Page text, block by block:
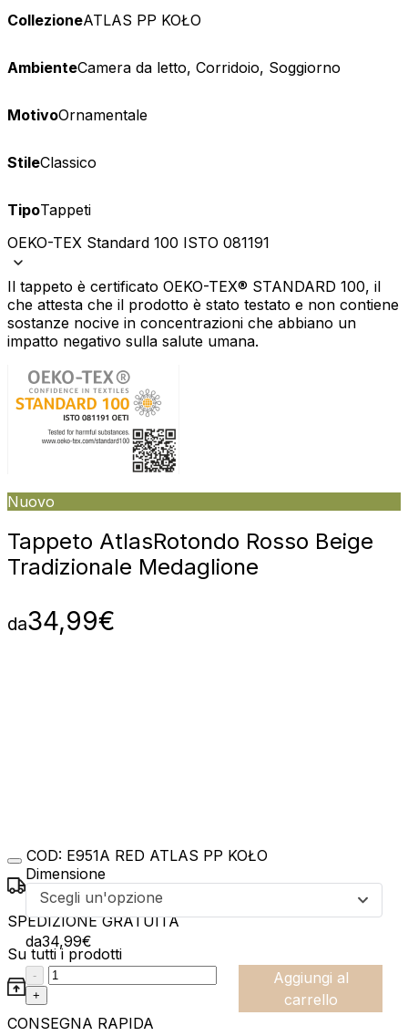
CollezioneATLAS PP KOŁO
AmbienteCamera da letto, Corridoio, Soggiorno
MotivoOrnamentale
StileClassico
TipoTappeti
OEKO-TEX Standard 100 ISTO 081191
Il tappeto è certificato OEKO-TEX® STANDARD 100, il
che attesta che il prodotto è stato testato e non contiene
sostanze nocive in concentrazioni che abbiano un
impatto negativo sulla salute umana.
Nuovo
Tappeto AtlasRotondo Rosso Beige
Tradizionale Medaglione
da34,99€
Dimensione
Scegli un'opzione
da34,99€
:product_name quantity
-
+
Aggiungi al
carrello
COD: E951A RED ATLAS PP KOŁO
SPEDIZIONE GRATUITA
Su tutti i prodotti
CONSEGNA RAPIDA